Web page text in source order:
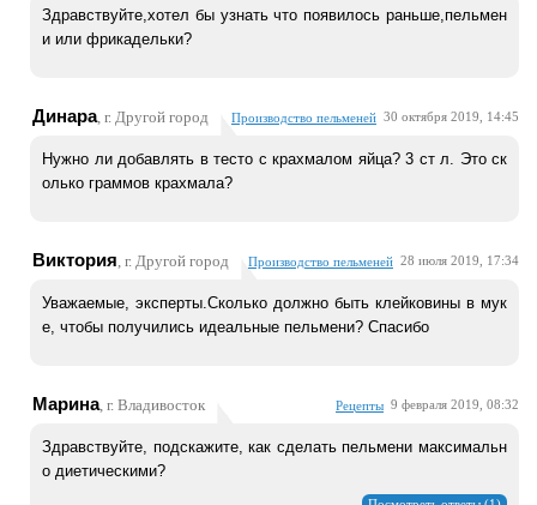
Здравствуйте,хотел бы узнать что появилось раньше,пельмен
и или фрикадельки?
Динара, г. Другой город Производство пельменей 30 октября 2019, 14:45
Нужно ли добавлять в тесто с крахмалом яйца? 3 ст л. Это ск
олько граммов крахмала?
Виктория, г. Другой город Производство пельменей 28 июля 2019, 17:34
Уважаемые, эксперты.Сколько должно быть клейковины в мук
е, чтобы получились идеальные пельмени? Спасибо
Марина, г. Владивосток Рецепты 9 февраля 2019, 08:32
Здравствуйте, подскажите, как сделать пельмени максимальн
о диетическими?